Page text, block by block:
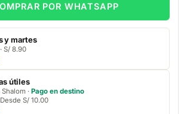
POR WHATSAPP
y martes
S/ 8.90
útiles
· Pago en destino
S/ 10.00